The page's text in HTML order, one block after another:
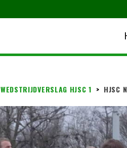
WEDSTRIJDVERSLAG HJSC 1 > HJSC